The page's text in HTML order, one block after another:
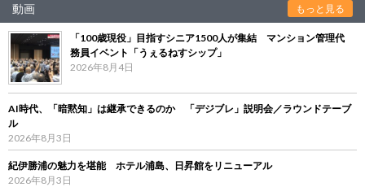
動画 もっと見る
「100歳現役」目指すシニア1500人が集結 マンション管理代
務員イベント「うぇるねすシップ」
2026年8月4日
AI時代、「暗黙知」は継承できるのか 「デジブレ」説明会／ラウンドテーブ
ル
2026年8月3日
紀伊勝浦の魅力を堪能 ホテル浦島、日昇館をリニューアル
2026年8月3日